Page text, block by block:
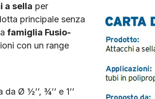
a sella per
principale senza
famiglia Fusio-
con un range
Ø ½’’, ¾’’ e 1’’